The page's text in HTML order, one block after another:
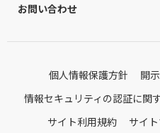
お問い合わせ
個人情報保護方針
開
情報セキュリティの認証に関
サイト利用規約
サイ